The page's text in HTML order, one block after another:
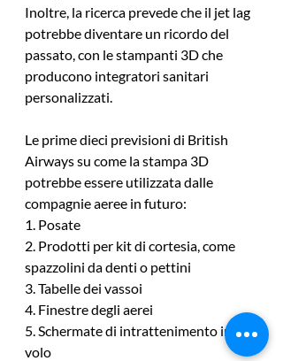
Inoltre, la ricerca prevede che il jet lag
potrebbe diventare un ricordo del
passato, con le stampanti 3D che
producono integratori sanitari
personalizzati.
Le prime dieci previsioni di British
Airways su come la stampa 3D
potrebbe essere utilizzata dalle
compagnie aeree in futuro:
1. Posate
2. Prodotti per kit di cortesia, come
spazzolini da denti o pettini
3. Tabelle dei vassoi
4. Finestre degli aerei
5. Schermate di intrattenimento in
volo